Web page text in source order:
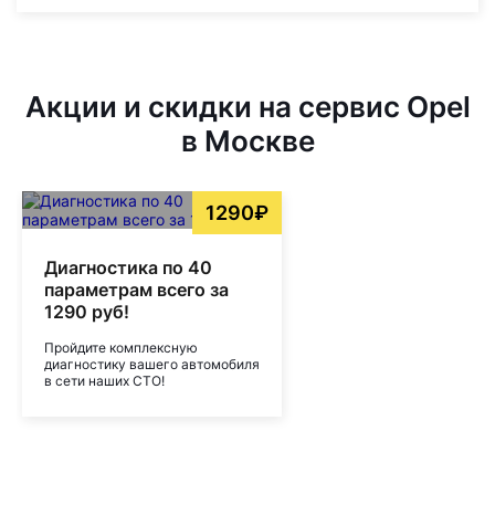
Акции и скидки на сервис Opel
в Москве
1290₽
Диагностика по 40
параметрам всего за
1290 руб!
Пройдите комплексную
диагностику вашего автомобиля
в сети наших СТО!